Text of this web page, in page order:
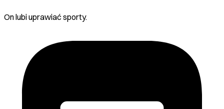
On lubi uprawiać sporty.